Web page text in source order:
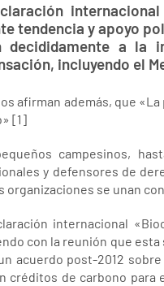
tendencia y apoyo
decididamente a la
incluyendo el
afirman además, que
[1]
campesinos,
y defensores de
organizaciones se unan
internacional
con la reunión que esta
acuerdo post-2012
créditos de carbono